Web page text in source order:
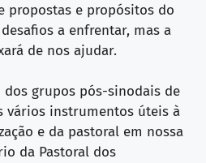
propostas e propósitos do
a enfrentar, mas a
de nos ajudar.
grupos pós-sinodais de
vários instrumentos úteis à
e da pastoral em nossa
da Pastoral dos